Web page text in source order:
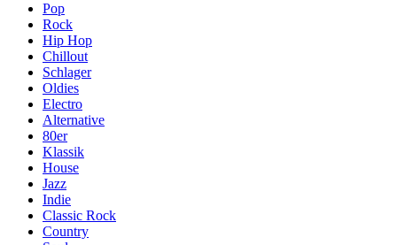
Pop
Rock
Hip Hop
Chillout
Schlager
Oldies
Electro
Alternative
80er
Klassik
House
Jazz
Indie
Classic Rock
Country